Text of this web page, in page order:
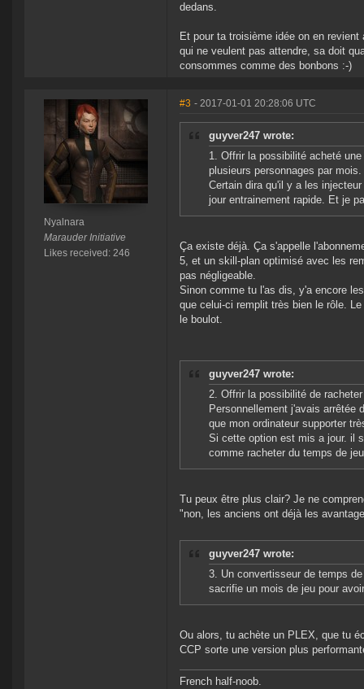
dedans.
Et pour ta troisième idée on en
qui ne veulent pas attendre, sa doit
consommes comme des bonbons :-)
Nyalnara
Marauder Initiative
Likes received: 246
#3 - 2017-01-01 20:28:06 UTC
guyver247 wrote:
1. Offrir la possibilité acheté
plusieurs personnages par mois.
Certain dira qu'il y a les
jour entrainement rapide. Et je
Ça existe déjà. Ça s'appelle
5, et un skill-plan optimisé avec les
pas négligeable.
Sinon comme tu l'as dis, y'a encore
que celui-ci remplit très bien le rôle.
le boulot.
guyver247 wrote:
2. Offrir la possibilité de
Personnellement j'avais arrêtée
que mon ordinateur supporter
Si cette option est mis a jour. il
comme racheter du temps de
Tu peux être plus clair? Je ne
"non, les anciens ont déjà les
guyver247 wrote:
3. Un convertisseur de temps
sacrifie un mois de jeu pour
Ou alors, tu achète un PLEX, que tu
CCP sorte une version plus
French half-noob.